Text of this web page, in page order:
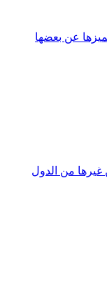
عن بعضها
غيرها من الدول